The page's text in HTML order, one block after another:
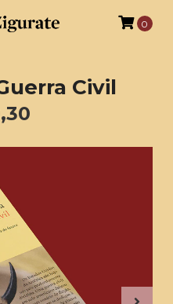
0
Civil